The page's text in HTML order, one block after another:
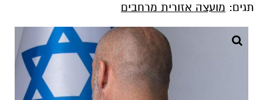
תגים: מועצה אזורית מרחבים